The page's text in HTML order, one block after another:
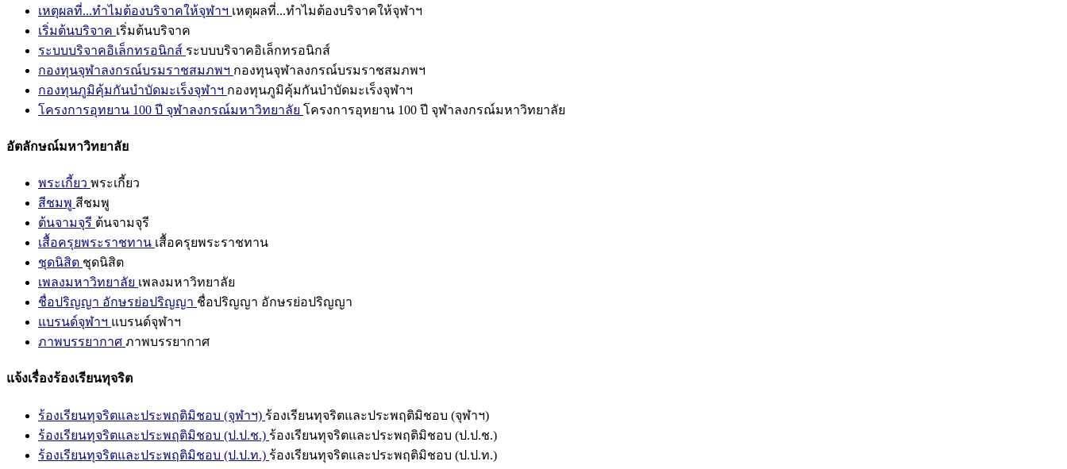
เหตุผลที่...ทำไมต้องบริจาคให้จุฬาฯ เหตุผลที่...ทำไมต้องบริจาคให้จุฬาฯ
เริ่มต้นบริจาค เริ่มต้นบริจาค
ระบบบริจาคอิเล็กทรอนิกส์ ระบบบริจาคอิเล็กทรอนิกส์
กองทุนจุฬาลงกรณ์บรมราชสมภพฯ กองทุนจุฬาลงกรณ์บรมราชสมภพฯ
กองทุนภูมิคุ้มกันบำบัดมะเร็งจุฬาฯ กองทุนภูมิคุ้มกันบำบัดมะเร็งจุฬาฯ
โครงการอุทยาน 100 ปี จุฬาลงกรณ์มหาวิทยาลัย โครงการอุทยาน 100 ปี จุฬาลงกรณ์มหาวิทยาลัย
อัตลักษณ์มหาวิทยาลัย
พระเกี้ยว พระเกี้ยว
สีชมพู สีชมพู
ต้นจามจุรี ต้นจามจุรี
เสื้อครุยพระราชทาน เสื้อครุยพระราชทาน
ชุดนิสิต ชุดนิสิต
เพลงมหาวิทยาลัย เพลงมหาวิทยาลัย
ชื่อปริญญา อักษรย่อปริญญา ชื่อปริญญา อักษรย่อปริญญา
แบรนด์จุฬาฯ แบรนด์จุฬาฯ
ภาพบรรยากาศ ภาพบรรยากาศ
แจ้งเรื่องร้องเรียนทุจริต
ร้องเรียนทุจริตและประพฤติมิชอบ (จุฬาฯ) ร้องเรียนทุจริตและประพฤติมิชอบ (จุฬาฯ)
ร้องเรียนทุจริตและประพฤติมิชอบ (ป.ป.ช.) ร้องเรียนทุจริตและประพฤติมิชอบ (ป.ป.ช.)
ร้องเรียนทุจริตและประพฤติมิชอบ (ป.ป.ท.) ร้องเรียนทุจริตและประพฤติมิชอบ (ป.ป.ท.)